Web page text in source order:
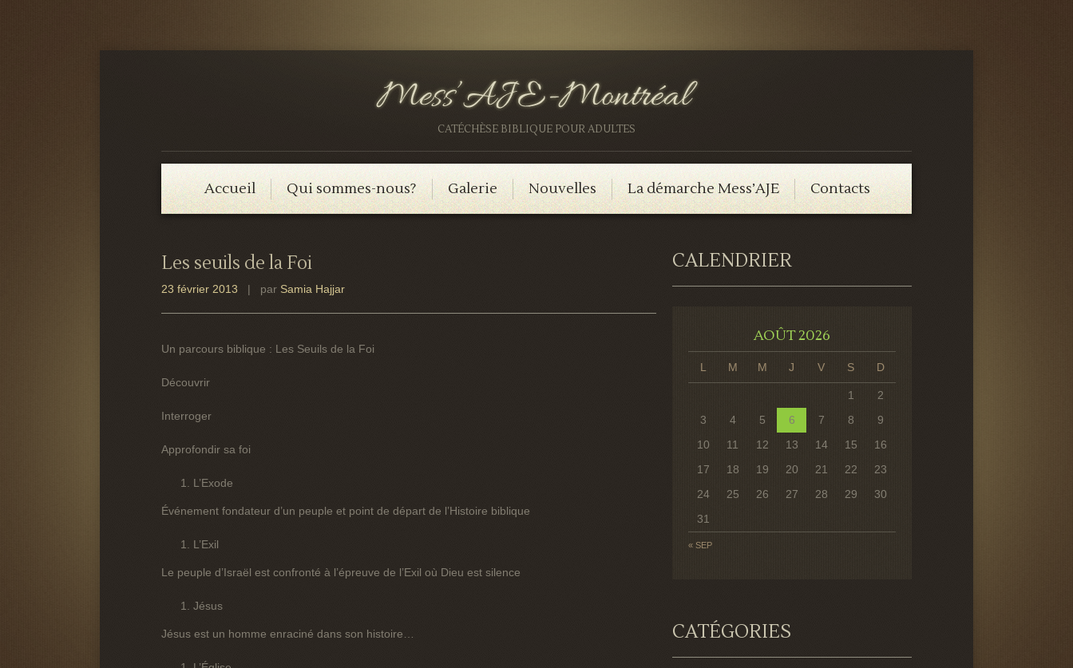
CATÉCHÈSE BIBLIQUE POUR ADULTES
Accueil Qui sommes-nous? Galerie Nouvelles La démarche Mess’AJE Contacts
Les seuils de la Foi
23 février 2013 | par Samia Hajjar
Un parcours biblique : Les Seuils de la Foi
Découvrir
Interroger
Approfondir sa foi
L’Exode
Événement fondateur d’un peuple et point de départ de l’Histoire biblique
L’Exil
Le peuple d’Israël est confronté à l’épreuve de l’Exil où Dieu est silence
Jésus
Jésus est un homme enraciné dans son histoire…
CALENDRIER
AOÛT 2026
L M M J V S D
« SEP
1
2
3
4 5 6 7 8
9
10
11 12 13 14 15
16
17
18 19 20 21 22
23
24
25 26 27 28 29
30
31
CATÉGORIES